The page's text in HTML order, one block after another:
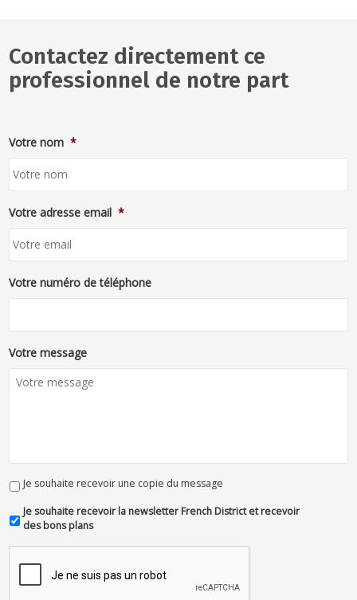
Contactez directement ce
professionnel de notre part
Votre nom *
Votre adresse email *
Votre numéro de téléphone
Votre message
Je souhaite recevoir une copie du message
Je souhaite recevoir la newsletter French District et recevoir
des bons plans